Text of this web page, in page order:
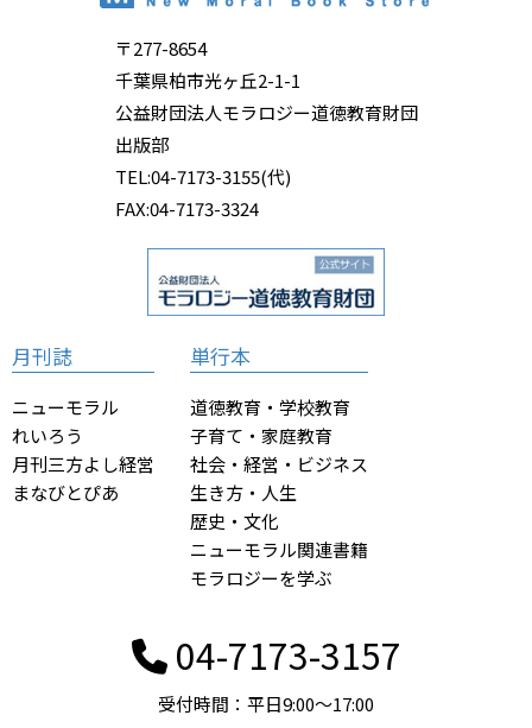
〒277-8654
千葉県柏市光ヶ丘2-1-1
公益財団法人モラロジー道徳教育財団
出版部
TEL:04-7173-3155(代)
FAX:04-7173-3324
月刊誌
ニューモラル
れいろう
月刊三方よし経営
まなびとぴあ
単行本
道徳教育・学校教育
子育て・家庭教育
社会・経営・ビジネス
生き方・人生
歴史・文化
ニューモラル関連書籍
モラロジーを学ぶ
04-7173-3157
受付時間：平日9:00〜17:00